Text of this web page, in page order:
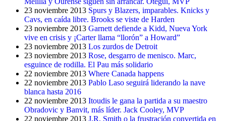
23 noviembre 2013 Spurs y Blazers, imparables. Knicks y
Cavs, en caída libre. Brooks se viste de Harden
23 noviembre 2013 Garnett defiende a Kidd, Nueva York
vive en crisis y ¡Carter llama “llorón” a Howard”
23 noviembre 2013 Los zurdos de Detroit
23 noviembre 2013 Rose, desgarro de menisco. Marc,
esguince de rodilla. El Pau más solidario
22 noviembre 2013 Where Canada happens
22 noviembre 2013 Pablo Laso seguirá liderando la nave
blanca hasta 2016
22 noviembre 2013 Itoudis le gana la partida a su maestro
Obradovic y Banvit, más líder. Jack Cooley, MVP
22 noviembre 2013 J.R. Smith o la frustración convertida en